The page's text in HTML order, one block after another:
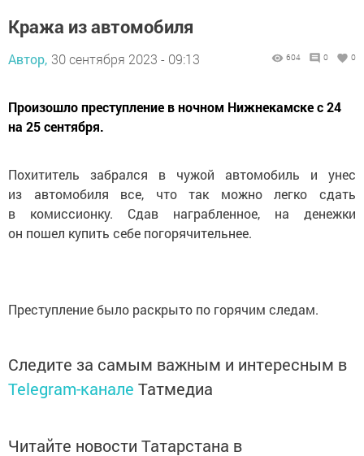
Кража из автомобиля
Автор, 30 сентября 2023 - 09:13 604 0 0
Произошло преступление в ночном Нижнекамске с 24
на 25 сентября.
Похититель забрался в чужой автомобиль и унес
из автомобиля все, что так можно легко сдать
в комиссионку. Сдав награбленное, на денежки
он пошел купить себе погорячительнее.
Преступление было раскрыто по горячим следам.
Следите за самым важным и интересным в
Telegram-канале Татмедиа
Читайте новости Татарстана в